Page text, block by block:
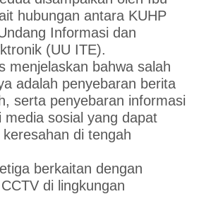
hubungan antara KUHP
Informasi dan
(UU ITE).
menjelaskan bahwa salah
adalah penyebaran berita
serta penyebaran informasi
media sosial yang dapat
di tengah
berkaitan dengan
di lingkungan